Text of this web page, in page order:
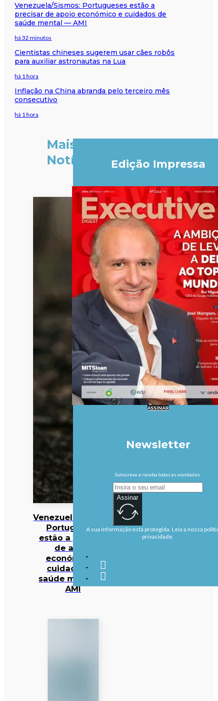
Venezuela/Sismos: Portugueses estão a
precisar de apoio económico e cuidados de
saúde mental — AMI
há 32 minutos
Cientistas chineses sugerem usar cães robôs
para auxiliar astronautas na Lua
há 1 hora
Inflação na China abranda pelo terceiro mês
consecutivo
há 1 hora
Mais
Notícias
Venezuela/Sismos:
Portugueses
estão a precisar
de apoio
económico e
cuidados de
saúde mental —
AMI
Edição Impressa
ASSINAR
Newsletter
Subscreva e receba todas as novidades.
Assinar
A sua informação está protegida. Leia a nossa
privacidade.